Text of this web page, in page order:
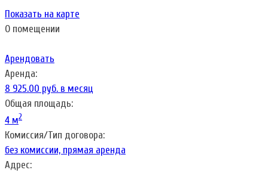
Показать на карте
О помещении
Арендовать
Аренда:
8 925.00 руб. в месяц
Общая площадь:
4 м2
Комиссия/Тип договора:
без комиссии, прямая аренда
Адрес: